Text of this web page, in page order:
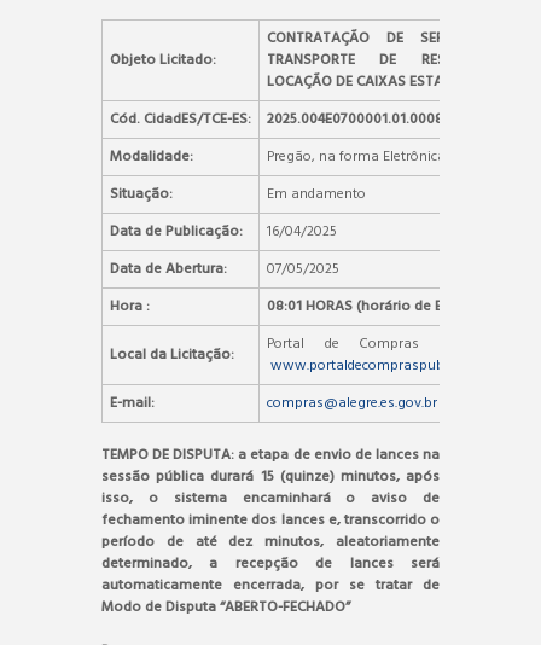
Objeto Licitado:
CONTRATAÇÃO DE SERVIÇOS DE
TRANSPORTE DE RESÍDUOS E
LOCAÇÃO DE CAIXAS ESTACIONÁRIAS
Cód. CidadES/TCE-ES:
2025.004E0700001.01.0008
Modalidade:
Pregão, na forma Eletrônica
Situação:
Em andamento
Data de Publicação:
16/04/2025
Data de Abertura:
07/05/2025
Hora :
08:01 HORAS (horário de Brasília)
Local da Licitação:
Portal de Compras Públicas –
www.portaldecompraspublicas.com.br
E-mail:
compras@alegre.es.gov.br
TEMPO DE DISPUTA: a etapa de envio de lances na
sessão pública durará 15 (quinze) minutos, após
isso, o sistema encaminhará o aviso de
fechamento iminente dos lances e, transcorrido o
período de até dez minutos, aleatoriamente
determinado, a recepção de lances será
automaticamente encerrada, por se tratar de
Modo de Disputa “ABERTO-FECHADO”